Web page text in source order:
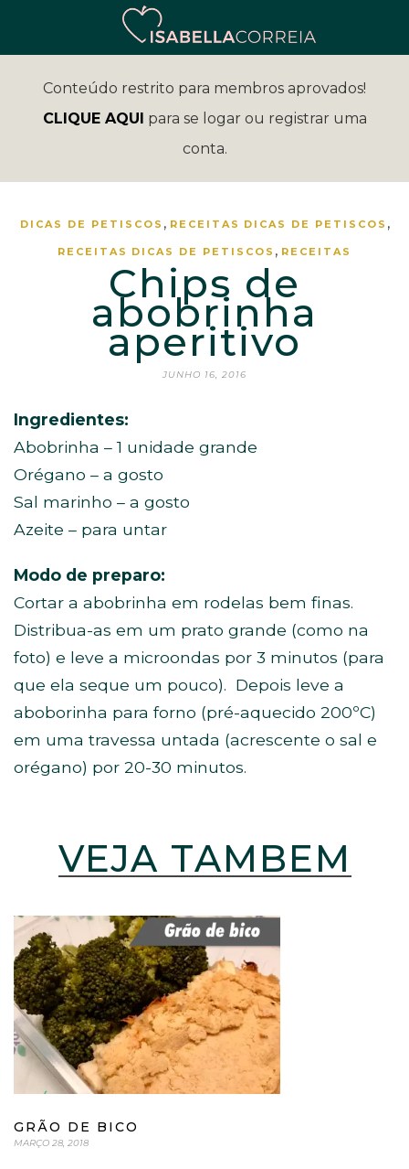
Conteúdo restrito para membros aprovados!
CLIQUE AQUI para se logar ou registrar uma
conta.
DICAS DE PETISCOS , RECEITAS DICAS DE PETISCOS ,
RECEITAS DICAS DE PETISCOS , RECEITAS
Chips de
abobrinha
aperitivo
JUNHO 16, 2016
Ingredientes:
Abobrinha – 1 unidade grande
Orégano – a gosto
Sal marinho – a gosto
Azeite – para untar
Modo de preparo:
Cortar a abobrinha em rodelas bem finas.
Distribua-as em um prato grande (como na
foto) e leve a microondas por 3 minutos (para
que ela seque um pouco). Depois leve a
aboborinha para forno (pré-aquecido 200ºC)
em uma travessa untada (acrescente o sal e
orégano) por 20-30 minutos.
VEJA TAMBÉM
GRÃO DE BICO
MARÇO 28, 2018